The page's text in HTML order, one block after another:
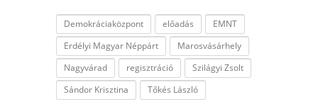
Demokráciaközpont előadás
EMNT
Erdélyi Magyar Néppárt
Marosvásárhely
Nagyvárad
regisztráció
Szilágyi Zsolt
Sándor Krisztina
Tőkés László